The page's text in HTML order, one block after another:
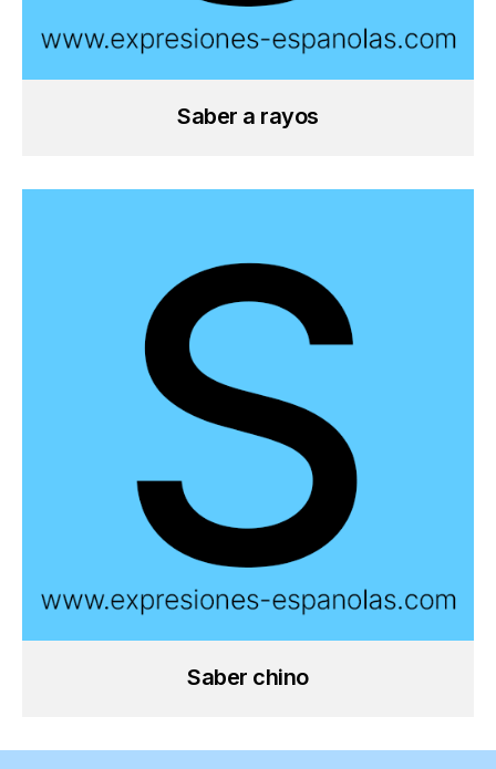
Saber a rayos
Saber chino